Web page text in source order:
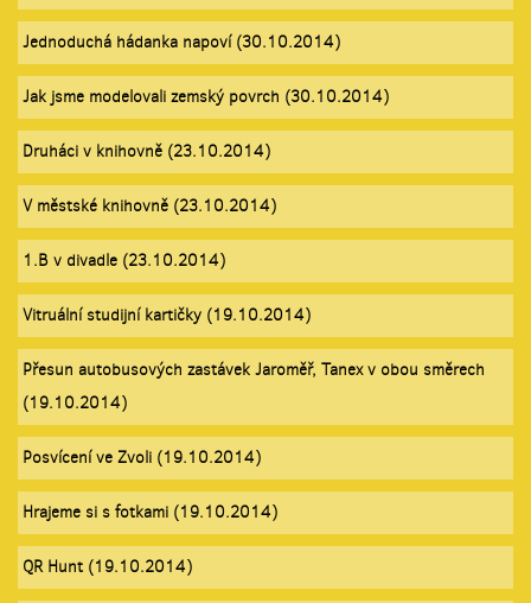
Jednoduchá hádanka napoví (30.10.2014)
Jak jsme modelovali zemský povrch (30.10.2014)
Druháci v knihovně (23.10.2014)
V městské knihovně (23.10.2014)
1.B v divadle (23.10.2014)
Vitruální studijní kartičky (19.10.2014)
Přesun autobusových zastávek Jaroměř, Tanex v obou směrech
(19.10.2014)
Posvícení ve Zvoli (19.10.2014)
Hrajeme si s fotkami (19.10.2014)
QR Hunt (19.10.2014)